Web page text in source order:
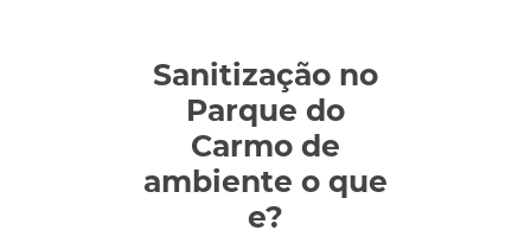
Sanitização no
Parque do
Carmo de
ambiente o que
e?